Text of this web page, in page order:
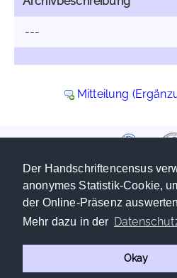
Der Handschriftencensus
anonymes Statistik-Cookie,
der Online-Präsenz
Mehr dazu in der
Okay
---
Mitteilung